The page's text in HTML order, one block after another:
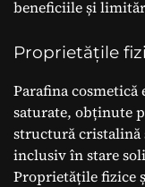
beneficiile și
Proprietățile
Parafina
saturate, obținute
structură cristalină
inclusiv în stare
Proprietățile fizice